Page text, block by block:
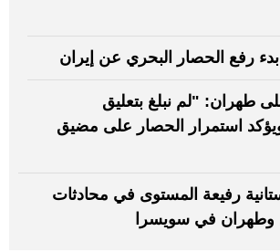
رفع الحصار البحري عن إيران
طهران: "لم نبلغ بتعليق
استمرار الحصار على مضيق
رفيعة المستوى في محادثات
في سويسرا